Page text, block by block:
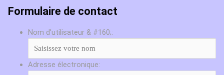
Formulaire de contact
Nom d'utilisateur & #160;:
Adresse électronique: